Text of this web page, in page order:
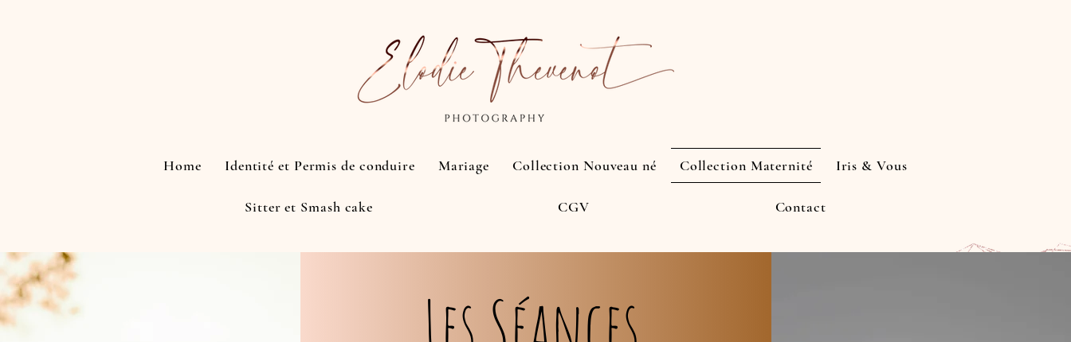
Home Identité et Permis de conduire Mariage Collection Nouveau né Collection Maternité Iris & Vous
Sitter et Smash cake CGV Contact